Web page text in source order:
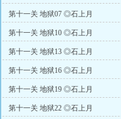
第十一关 地狱07 ◎石上月
第十一关 地狱10 ◎石上月
第十一关 地狱13 ◎石上月
第十一关 地狱16 ◎石上月
第十一关 地狱19 ◎石上月
第十一关 地狱22 ◎石上月